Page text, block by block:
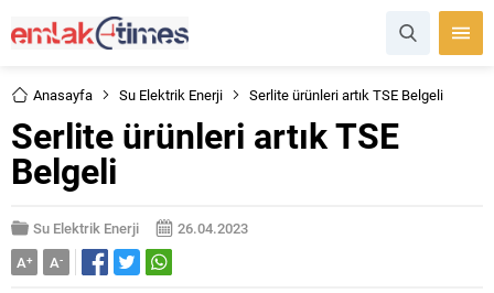
Anasayfa Su Elektrik Enerji Serlite ürünleri artık TSE Belgeli
Serlite ürünleri artık TSE
Belgeli
Su Elektrik Enerji
26.04.2023
A+ A-